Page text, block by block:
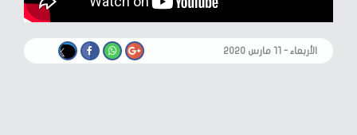
الأربعاء - ١١ مارس ٢٠٢٠